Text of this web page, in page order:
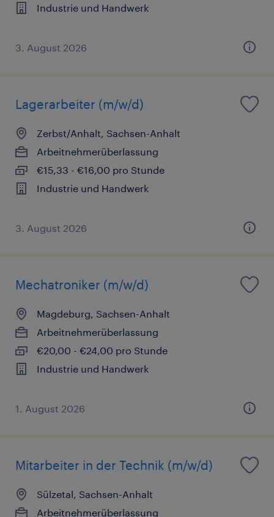
Industrie und Handwerk
3. August 2026
Lagerarbeiter (m/w/d)
Zerbst/Anhalt, Sachsen-Anhalt
Arbeitnehmerüberlassung
€15,33 - €16,00 pro Stunde
Industrie und Handwerk
3. August 2026
Mechatroniker (m/w/d)
Magdeburg, Sachsen-Anhalt
Arbeitnehmerüberlassung
€20,00 - €24,00 pro Stunde
Industrie und Handwerk
1. August 2026
Mitarbeiter in der Technik (m/w/d)
Sülzetal, Sachsen-Anhalt
Arbeitnehmerüberlassung